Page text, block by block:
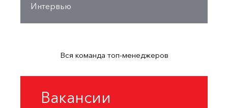
Интервью
Вся команда топ-менеджеров
Вакансии